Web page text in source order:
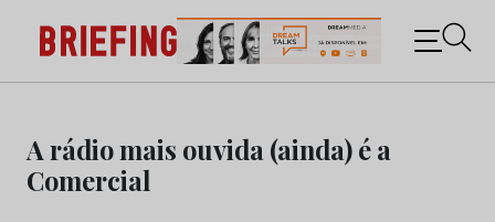
content
Briefing: Todas as notícias sobre os negócios do
Marketing e da Publicidade
A rádio mais ouvida (ainda) é a
Comercial